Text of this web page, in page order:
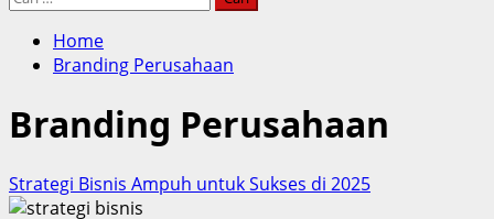
Home
Branding Perusahaan
Branding Perusahaan
Strategi Bisnis Ampuh untuk Sukses di 2025